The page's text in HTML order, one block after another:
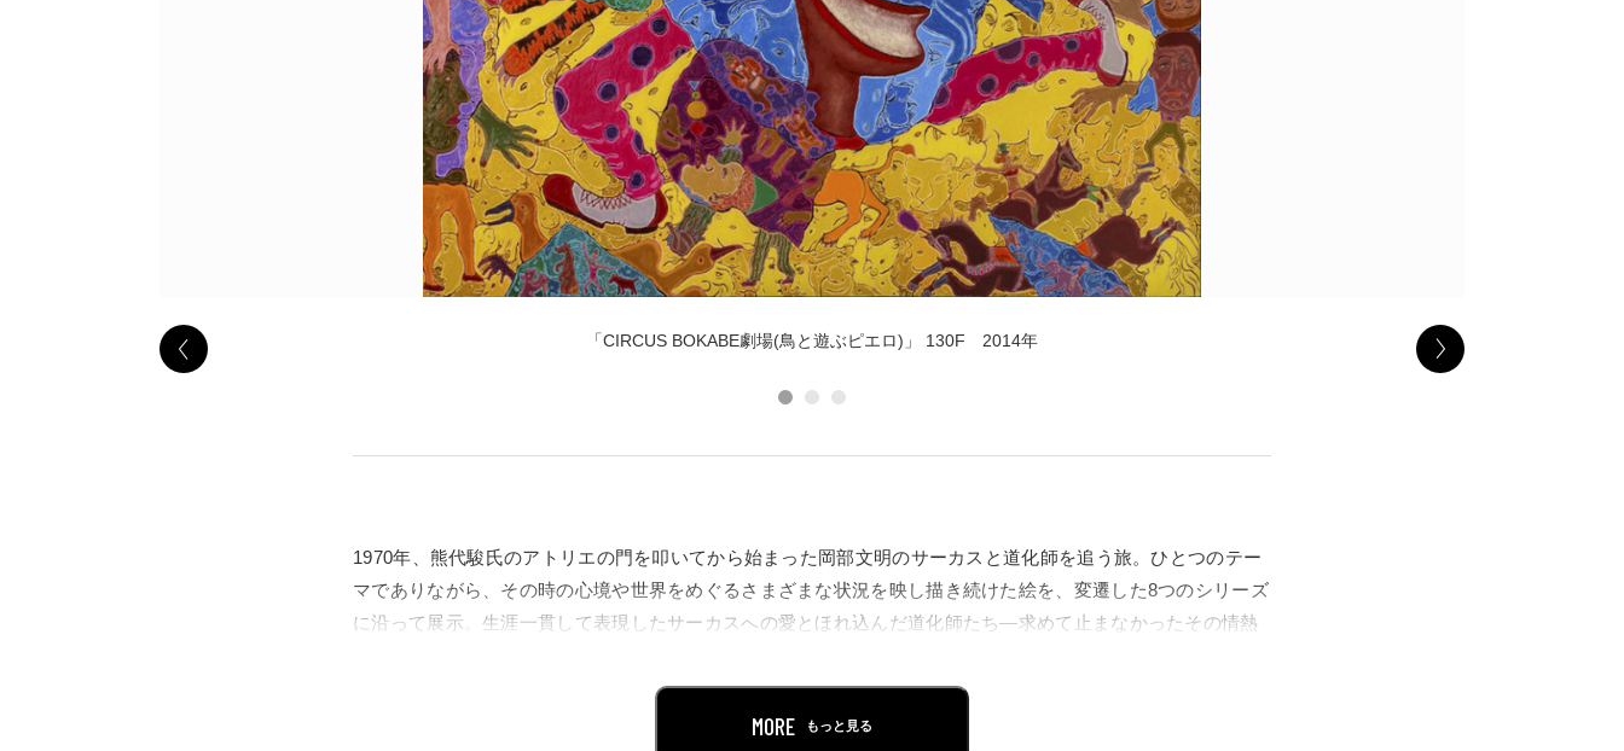
「CIRCUS BOKABE劇場(鳥と遊ぶピエロ)」 130F 2014年
1970年、熊代駿氏のアトリエの門を叩いてから始まった岡部文明のサーカスと道化師を追う旅。ひとつのテー
マでありながら、その時の心境や世界をめぐるさまざまな状況を映し描き続けた絵を、変遷した8つのシリーズ
に沿って展示。生涯一貫して表現したサーカスへの愛とほれ込んだ道化師たち―求めて止まなかったその情熱
MORE もっと見る